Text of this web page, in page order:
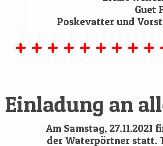
Guet
Poskevatter und
+ + + + + + + + +
Einladung an
Am Samstag, 27.11.2021
der Waterpörtner statt.